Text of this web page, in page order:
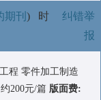
期刊 ) 时
纠错举
报
程 零件加工制造
约200元/篇 版面费: